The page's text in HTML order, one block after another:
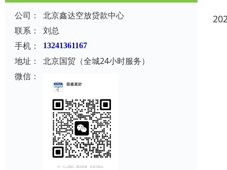
公司：
北京鑫达空放贷款中心
联系：
刘总
手机：
13241361167
地址：
北京国贸（全城24小时服务）
微信：